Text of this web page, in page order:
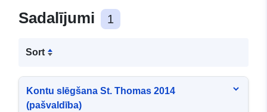
Sadalījumi 1
Sort
Kontu slēgšana St. Thomas 2014
(pašvaldība)